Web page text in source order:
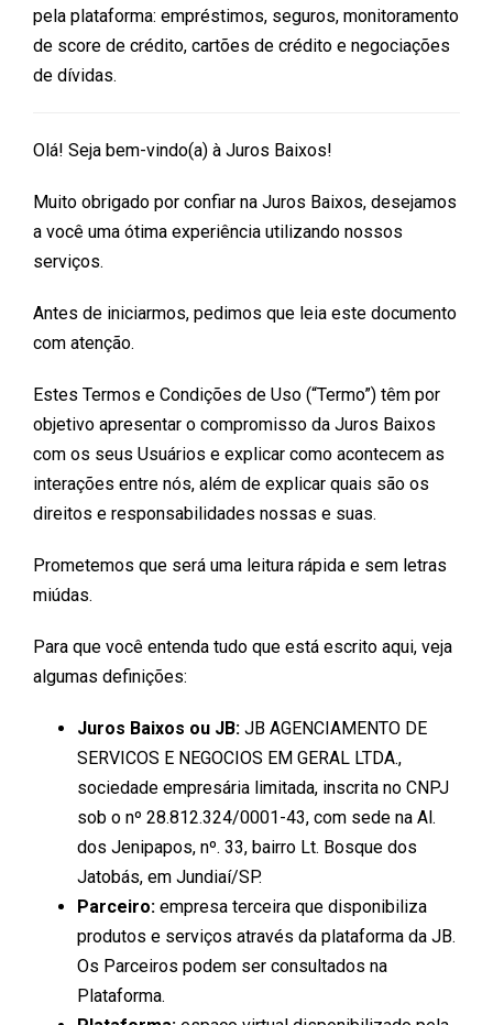
pela plataforma: empréstimos, seguros, monitoramento
de score de crédito, cartões de crédito e negociações
de dívidas.
Olá! Seja bem-vindo(a) à Juros Baixos!
Muito obrigado por confiar na Juros Baixos, desejamos
a você uma ótima experiência utilizando nossos
serviços.
Antes de iniciarmos, pedimos que leia este documento
com atenção.
Estes Termos e Condições de Uso (“Termo”) têm por
objetivo apresentar o compromisso da Juros Baixos
com os seus Usuários e explicar como acontecem as
interações entre nós, além de explicar quais são os
direitos e responsabilidades nossas e suas.
Prometemos que será uma leitura rápida e sem letras
miúdas.
Para que você entenda tudo que está escrito aqui, veja
algumas definições:
Juros Baixos ou JB: JB AGENCIAMENTO DE
SERVICOS E NEGOCIOS EM GERAL LTDA.,
sociedade empresária limitada, inscrita no CNPJ
sob o nº 28.812.324/0001-43, com sede na Al.
dos Jenipapos, nº. 33, bairro Lt. Bosque dos
Jatobás, em Jundiaí/SP.
Parceiro: empresa terceira que disponibiliza
produtos e serviços através da plataforma da JB.
Os Parceiros podem ser consultados na
Plataforma.